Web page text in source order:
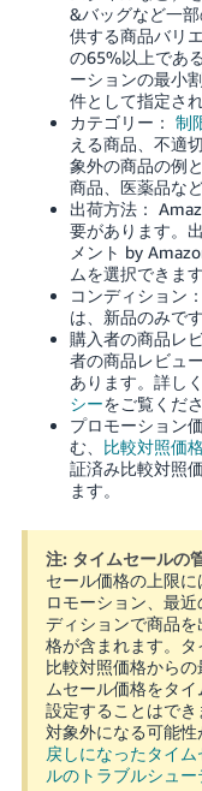
&バッグなど一
供する商品バリ
の65%以上であ
ーションの最小
件として指定さ
カテゴリー： 制
える商品、不適
象外の商品の例
商品、医薬品な
出荷方法：
要があります。出
メント by
ムを選択できます
コンディション
は、新品のみです
購入者の商品レ
者の商品レビュ
あります。 詳しく
シーをご覧くださ
プロモーション
む、 比較対照価
証済み比較対照
ます。
注: タイムセールの
セール価格の上限
ロモーション、最
ディションで商品
格が含まれます。タ
比較対照価格から
ムセール価格をタ
設定することはで
対象外になる可能性
戻しになったタイ
ルのトラブルシュ